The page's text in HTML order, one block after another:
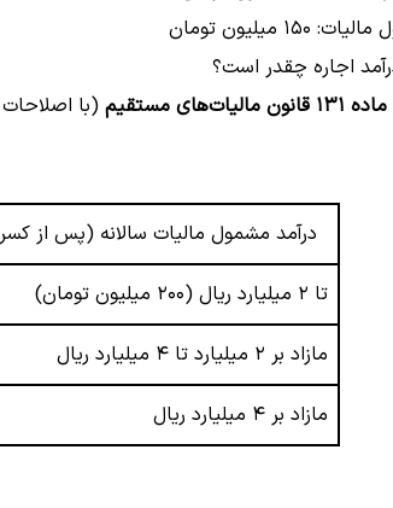
میلیون تومان
اجاره چقدر است؟
ماده ۱۳۱ قانون مالیات‌های مستقیم (با
درآمد مشمول مالیات سالانه (پس از کسر ۲۵%)
تا ۲ میلیارد ریال (۲۰۰ میلیون تومان)
مازاد بر ۲ میلیارد تا ۴ میلیارد ریال
مازاد بر ۴ میلیارد ریال